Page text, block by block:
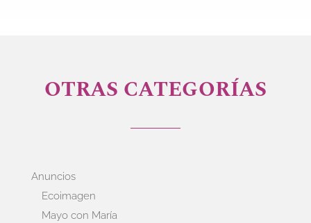
OTRAS CATEGORÍAS
Anuncios
Ecoimagen
Mayo con María